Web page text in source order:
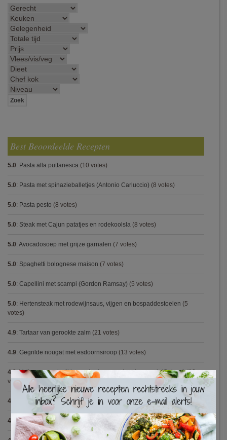
Best Beoordeelde Recepten
5.0: Pasta alla puttanesca (10 votes)
5.0: Pasta met spinazieballetjes (Antonio Carluccio) (8 votes)
5.0: Pasta pesto (8 votes)
5.0: Steak met Cajun patatjes en rodekoolsla (8 votes)
5.0: Avocadosoep met grijze garnalen (7 votes)
5.0: Spaghetti bolognese maison (7 votes)
5.0: Capellini met scampi (Gordon Ramsay) (5 votes)
5.0: Hertensteak met rodewijnsaus, vijgen en bospaddestoelen (5
votes)
4.9: Tartaar van gerookte zalm (21 votes)
4.9: Gegrilde nougat met esdoornsiroop (13 votes)
4.9:Volkorenspaghetti in mosterdsaus met prei en spek (Colruyt)(12
votes)
4.9 Gemarineerde eendenfilet op een erwtenzalfje(12 votes)
4.9 :Pizza chicken BBQ (11 votes)
×